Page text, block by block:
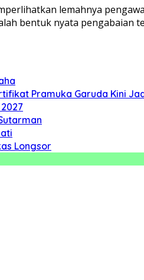
lemahnya
bentuk nyata pengabaian
Pramuka Garuda Kini
Longsor